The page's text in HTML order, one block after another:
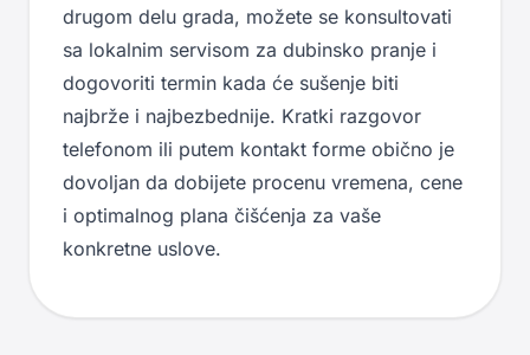
drugom delu grada, možete se konsultovati
sa lokalnim servisom za dubinsko pranje i
dogovoriti termin kada će sušenje biti
najbrže i najbezbednije. Kratki razgovor
telefonom ili putem kontakt forme obično je
dovoljan da dobijete procenu vremena, cene
i optimalnog plana čišćenja za vaše
konkretne uslove.